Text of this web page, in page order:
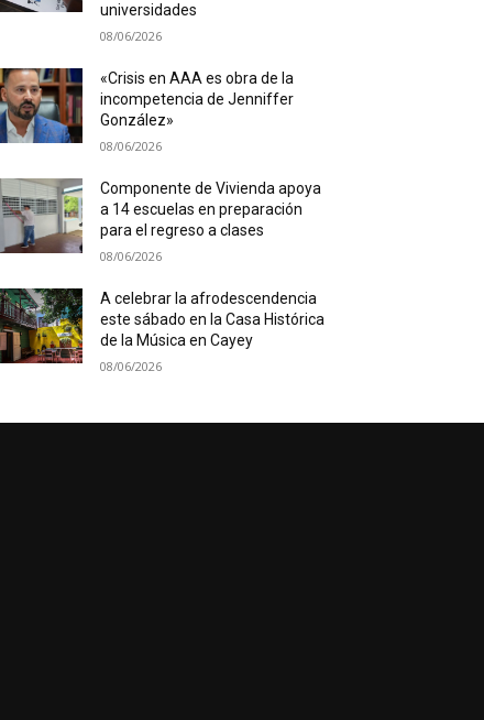
universidades
08/06/2026
«Crisis en AAA es obra de la
incompetencia de Jenniffer
González»
08/06/2026
Componente de Vivienda apoya
a 14 escuelas en preparación
para el regreso a clases
08/06/2026
A celebrar la afrodescendencia
este sábado en la Casa Histórica
de la Música en Cayey
08/06/2026